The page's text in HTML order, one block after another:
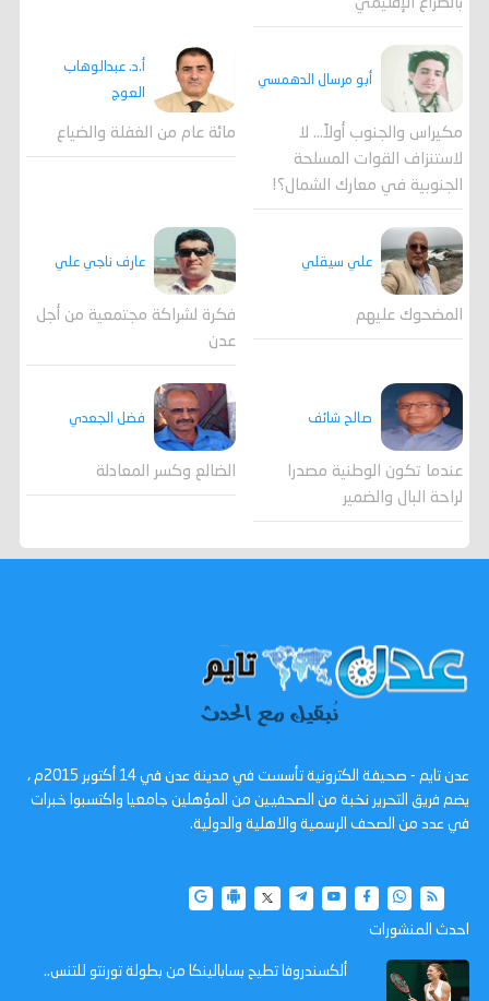
بالصراع الإقليمي
أبو مرسال الدهمسي
مكيراس والجنوب أولاً... لا
لاستنزاف القوات المسلحة
الجنوبية في معارك الشمال؟!
أ.د. عبدالوهاب
العوج
مائة عام من الغفلة والضياع
علي سيقلي
المضحوك عليهم
عارف ناجي علي
فكرة لشراكة مجتمعية من أجل
عدن
صالح شائف
عندما تكون الوطنية مصدرا
لراحة البال والضمير
فضل الجعدي
الضالع وكسر المعادلة
عدن تايم - صحيفة الكترونية تأسست في مدينة عدن في 14 أكتوبر 2015م ،
يضم فريق التحرير نخبة من الصحفيين من المؤهلين جامعيا واكتسبوا خبرات
في عدد من الصحف الرسمية والاهلية والدولية.
احدث المنشورات
ألكسندروفا تطيح بسابالينكا من بطولة تورنتو للتنس..